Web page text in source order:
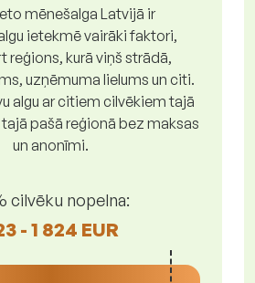
mēnešalga Latvijā ir
ietekmē vairāki faktori,
reģions, kurā viņš strādā,
uzņēmuma lielums un citi.
algu ar citiem cilvēkiem tajā
pašā reģionā bez maksas
un anonīmi.
cilvēku nopelna:
- 1 824 EUR